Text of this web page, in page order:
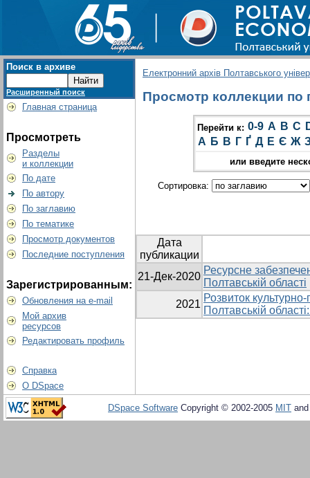
Поиск в архиве
Расширенный поиск
Главная страница
Просмотреть
Разделы
и коллекции
По дате
По автору
По заглавию
По тематике
Просмотр документов
Последние поступления
Зарегистрированным:
Обновления на e-mail
Мой архив
ресурсов
Редактировать профиль
Справка
О DSpace
Електронний архів Полтавського
Просмотр коллекции по
Перейти к: 0-9 A B C
А Б В Г Ґ Д Е Є Ж
или введите
Сортировка:
Дата
публикации
21-Дек-2020
Ресурсне
Полтавській області
2021
Розвиток
Полтавській
DSpace Software Copyright © 2002-2005 MIT